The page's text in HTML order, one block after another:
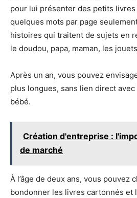
pour lui présenter des petits livres
quelques mots par page
histoires qui traitent de sujets en
le doudou, papa, maman, les
Après un an, vous pouvez
plus longues, sans lien direct avec
bébé.
Création d'entreprise :
de marché
À l’âge de deux ans, vous pouvez
bondonner les livres cartonnés et